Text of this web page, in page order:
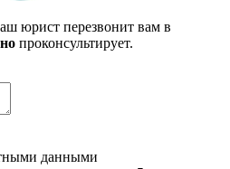
юрист перезвонит вам в
проконсультирует.
данными